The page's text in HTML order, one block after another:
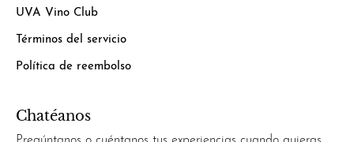
UVA Vino Club
Términos del servicio
Política de reembolso
Chatéanos